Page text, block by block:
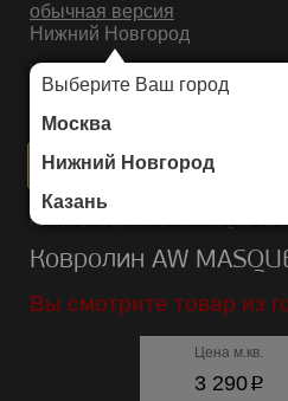
обычная версия
Нижний Новгород
Выберите Ваш город
Москва
Нижний Новгород
Казань
ИНТЕРНЕТ-МАГАЗИН НАПОЛЬНЫХ ПОКРЫТИЙ
Каталог/Ковролин/AW MASQUERADE
Ковролин AW
Вы смотрите товар из
Цена м.кв.
3 290p